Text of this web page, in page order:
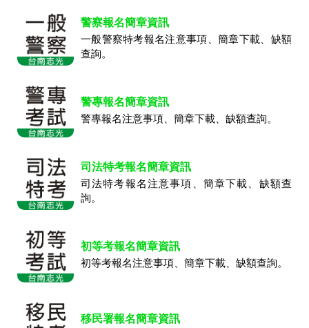
警察報名簡章資訊
一般警察特考報名注意事項、簡章下載、缺額
查詢。
警專報名簡章資訊
警專報名注意事項、簡章下載、缺額查詢。
司法特考報名簡章資訊
司法特考報名注意事項、簡章下載、缺額查
詢。
初等考報名簡章資訊
初等考報名注意事項、簡章下載、缺額查詢。
移民署報名簡章資訊